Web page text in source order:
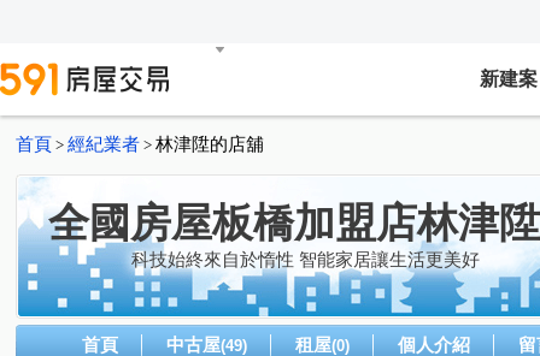
新建案
首頁 > 經紀業者 > 林津陞的店舖
全國房屋板橋加盟店林津陞
科技始終來自於惰性 智能家居讓生活更美好
首頁 中古屋(49) 租屋(0) 個人介紹